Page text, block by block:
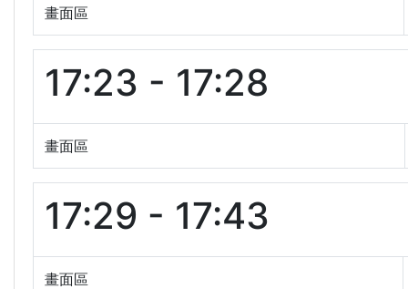
畫面區
17:23 - 17:28
畫面區
17:29 - 17:43
畫面區